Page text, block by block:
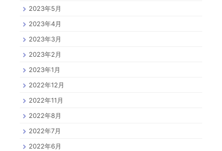
2023年5月
2023年4月
2023年3月
2023年2月
2023年1月
2022年12月
2022年11月
2022年8月
2022年7月
2022年6月